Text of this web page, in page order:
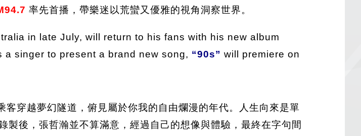
率先首播，帶樂迷以荒蠻又優雅的視角洞察世界。
in late July, will return to his fans with his new album
a singer to present a brand new song, “90s” will premiere on
穿越夢幻隧道，俯見屬於你我的自由爛漫的年代。人生向來是單
後，張哲瀚並不算滿意，經過自己的想像與體驗，最終在字句間